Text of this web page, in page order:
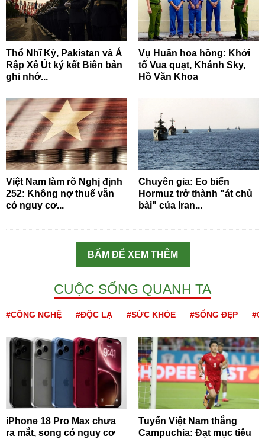
Thổ Nhĩ Kỳ, Pakistan và Ả
Rập Xê Út ký kết Biên bản
ghi nhớ...
Vụ Huấn hoa hồng: Khởi
tố Vua quạt, Khánh Sky,
Hồ Văn Khoa
Việt Nam làm rõ Nghị định
252: Không nợ thuế vẫn
có nguy cơ...
Chuyên gia: Eo biển
Hormuz trở thành "át chủ
bài" của Iran...
BẤM ĐỂ XEM THÊM
CUỘC SỐNG QUANH TA
#CÔNG NGHỆ #ĐỘC LẠ #SỨC KHỎE #SỐNG ĐẸP
iPhone 18 Pro Max chưa
ra mắt, song có nguy cơ
Tuyển Việt Nam thắng
Campuchia: Đạt mục tiêu